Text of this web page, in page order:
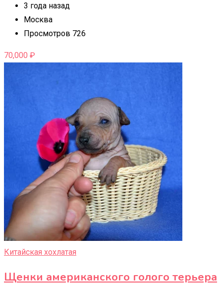
3 года назад
Москва
Просмотров 726
70,000 ₽
Китайская хохлатая
Щенки американского голого терьера